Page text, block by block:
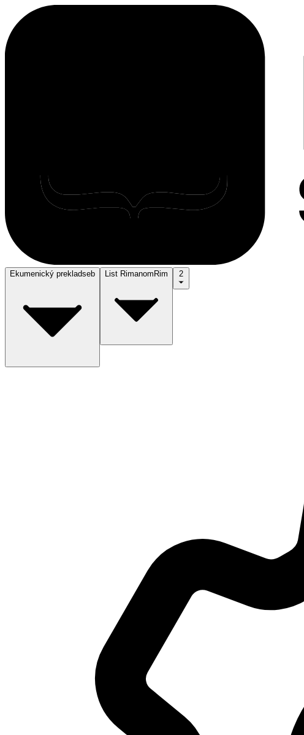
Ekumenický prekladseb List Rimanom Rim